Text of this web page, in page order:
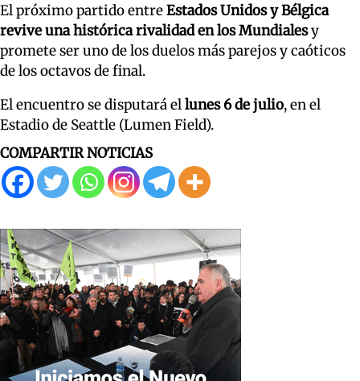
El próximo partido entreEstados Unidos y Bélgica
revive una histórica rivalidad en los Mundialesy
promete ser uno de los duelos más parejos y caóticos
de los octavos de final.
El encuentro se disputará ellunes 6 de julio, en el
Estadio de Seattle (Lumen Field).
COMPARTIR NOTICIAS